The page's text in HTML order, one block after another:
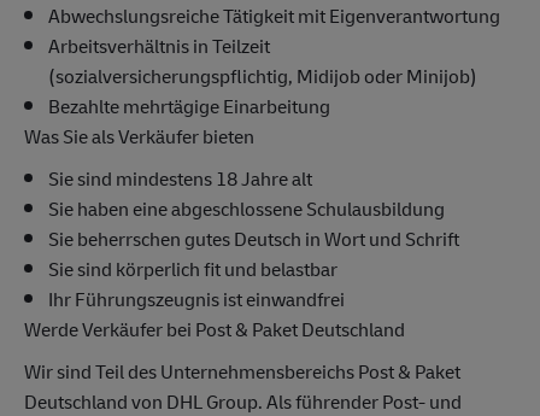
Abwechslungsreiche Tätigkeit mit Eigenverantwortung
Arbeitsverhältnis in Teilzeit
(sozialversicherungspflichtig, Midijob oder Minijob)
Bezahlte mehrtägige Einarbeitung
Was Sie als Verkäufer bieten
Sie sind mindestens 18 Jahre alt
Sie haben eine abgeschlossene Schulausbildung
Sie beherrschen gutes Deutsch in Wort und Schrift
Sie sind körperlich fit und belastbar
Ihr Führungszeugnis ist einwandfrei
Werde Verkäufer bei Post & Paket Deutschland
Wir sind Teil des Unternehmensbereichs Post & Paket
Deutschland von DHL Group. Als führender Post- und